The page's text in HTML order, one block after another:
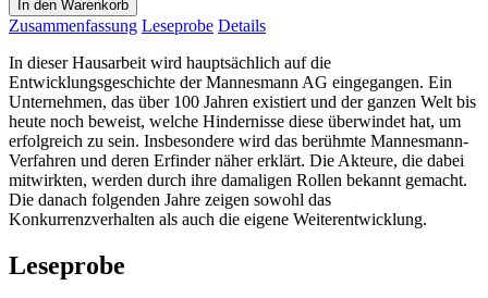
In den Warenkorb
Zusammenfassung Leseprobe Details
In dieser Hausarbeit wird hauptsächlich auf die
Entwicklungsgeschichte der Mannesmann AG eingegangen. Ein
Unternehmen, das über 100 Jahren existiert und der ganzen Welt bis
heute noch beweist, welche Hindernisse diese überwindet hat, um
erfolgreich zu sein. Insbesondere wird das berühmte Mannesmann-
Verfahren und deren Erfinder näher erklärt. Die Akteure, die dabei
mitwirkten, werden durch ihre damaligen Rollen bekannt gemacht.
Die danach folgenden Jahre zeigen sowohl das
Konkurrenzverhalten als auch die eigene Weiterentwicklung.
Leseprobe